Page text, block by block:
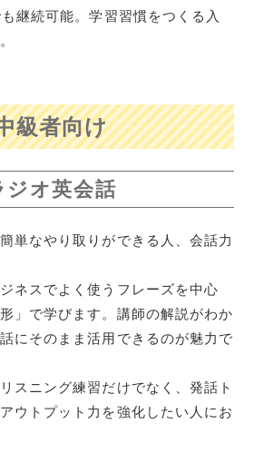
継続可能。学習習慣をつくる入
級者向け
ジオ英会話
単なやり取りができる人、会話力
ネスでよく使うフレーズを中心
」で学びます。講師の解説がわか
にそのまま活用できるのが魅力で
スニング練習だけでなく、発話ト
ウトプット力を強化したい人にお